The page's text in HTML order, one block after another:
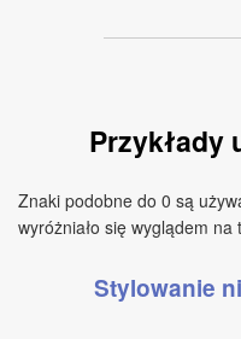
Przykłady
Znaki podobne do 0 są
wyróżniało się wyglądem na
Stylowanie